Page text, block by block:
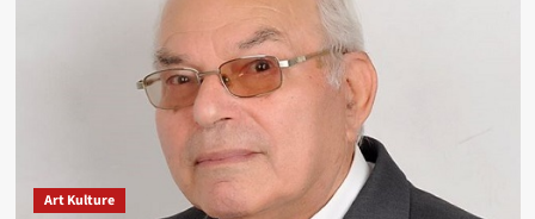
Art Kulture